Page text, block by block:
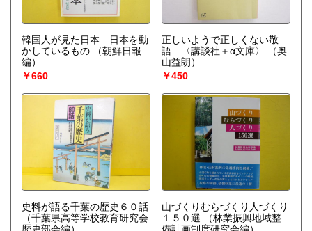
韓国人が見た日本 日本を動
かしているもの
（朝鮮日報
編）
￥660
正しいようで正しくない敬
語 〈講談社＋α文庫〉
（奥
山益朗）
￥450
史料が語る千葉の歴史６０話
（千葉県高等学校教育研究会
山づくりむらづくり人づくり
１５０選
（林業振興地域整